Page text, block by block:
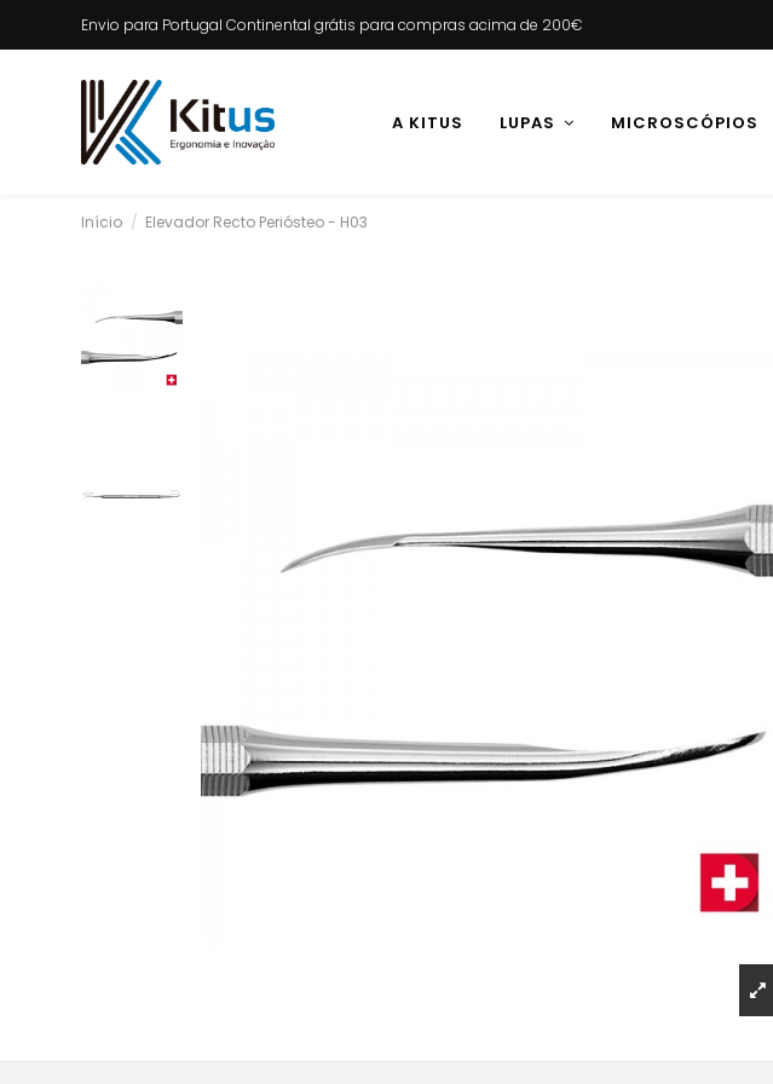
Envio para Portugal Continental grátis para compras acima de 200€
A KITUS LUPAS MICROSCÓPIOS
Início Elevador Recto Periósteo - H03